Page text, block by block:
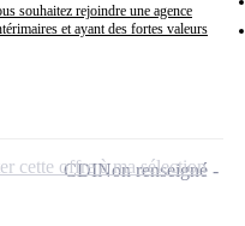
souhaitez rejoindre une agence
et ayant des fortes valeurs
CDINon renseigné
cette offre à ma sélection